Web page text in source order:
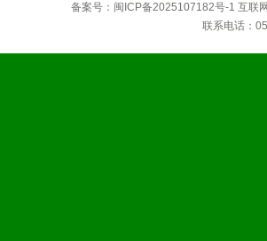
备案号： 闽ICP备2025107182号-1 互联
联系电话：